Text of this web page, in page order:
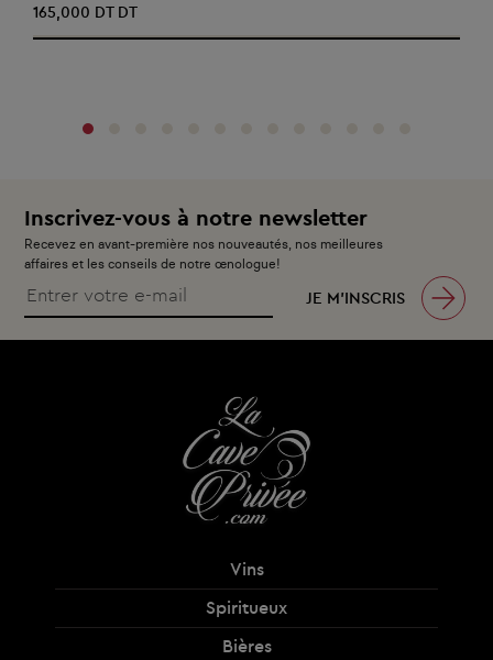
165,000 DT DT
Inscrivez-vous à notre newsletter
Recevez en avant-première nos nouveautés, nos meilleures
affaires et les conseils de notre œnologue!
JE M’INSCRIS
Vins
Spiritueux
Bières